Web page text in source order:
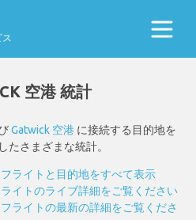
空港 統計
Gatwick 空港 に接続する目的地を
たさまざまな統計。
ライトと目的地をすべて表示
イトのライブ詳細をご覧ください
ライトの最新の詳細をご覧くださ